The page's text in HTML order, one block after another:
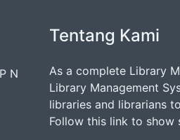
N
Tentang Kami
As a complete Library
Library Management
libraries and librarians
Follow this link to show